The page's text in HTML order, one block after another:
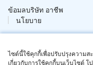
ไซต์นี้ใช้คุกกี้เพื่อปรับปรุงความส
เกี่ยวกับการใช้คุกกี้บนเว็บไซต์ โ
ข้อมลบริษัท อาชีพ
นโยบาย
จัดการสัตวนี่ย